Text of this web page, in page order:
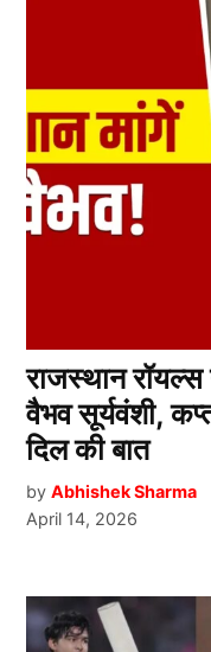
राजस्थान
वैभव सूर्यवंशी,
दिल की बात
by Abhishek Sharma
April 14, 2026